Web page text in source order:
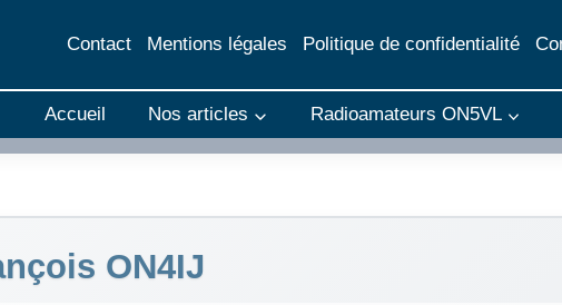
Contact Mentions légales Politique de confidentialité
Accueil Nos articles Radioamateurs ON5VL
ON4IJ